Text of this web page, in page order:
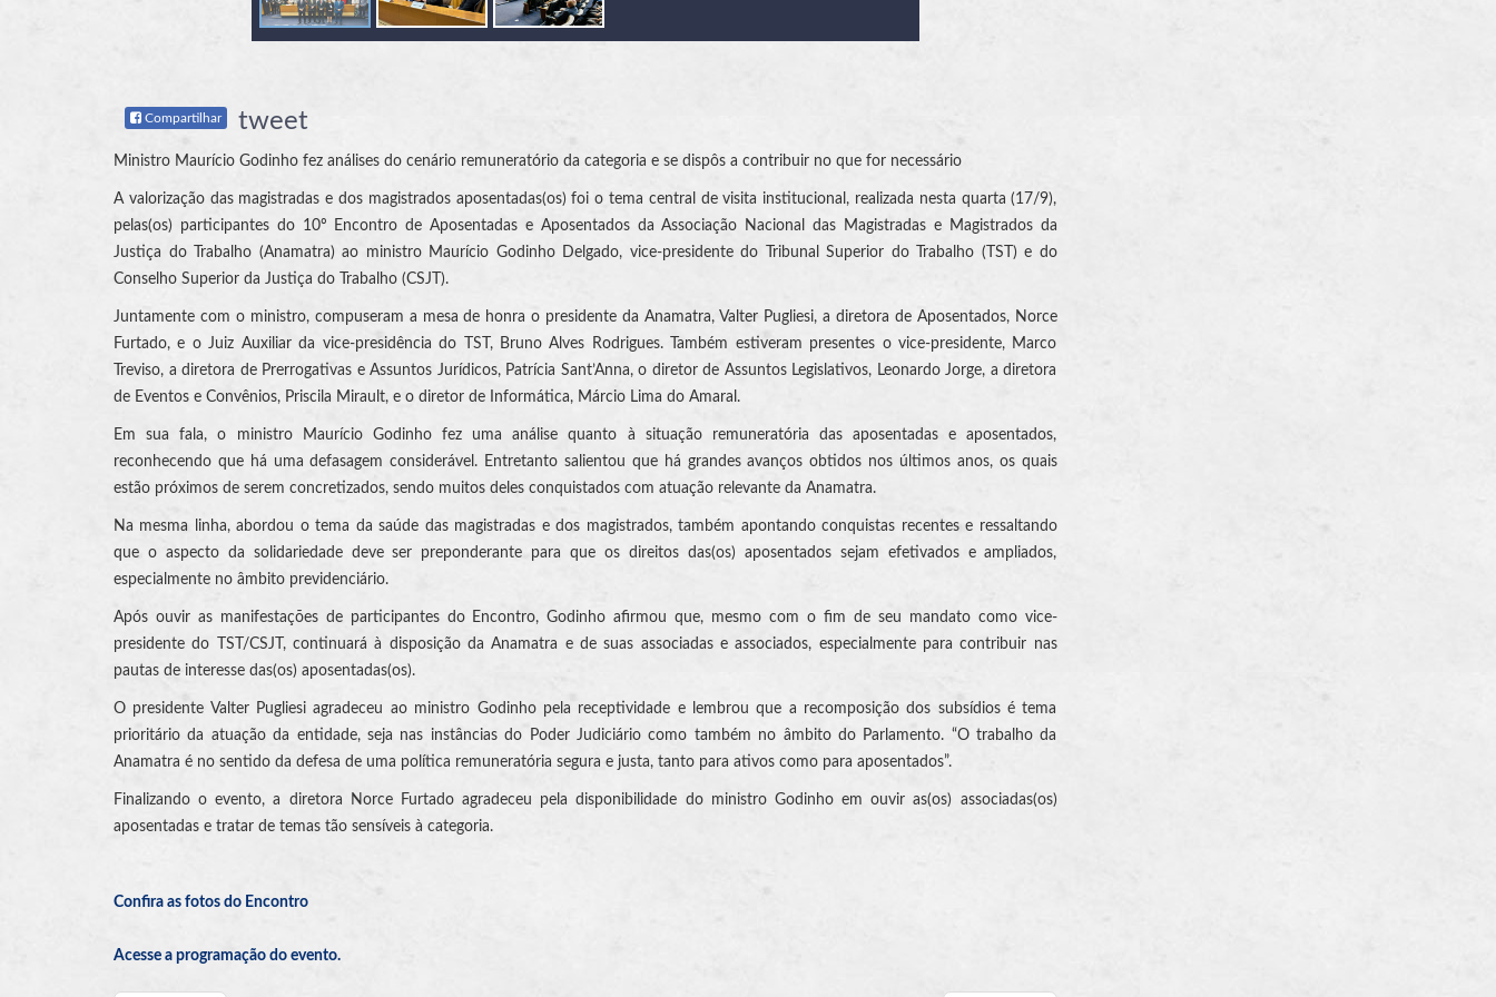
Compartilhar tweet
Ministro Maurício Godinho fez análises do cenário remuneratório da categoria e se dispôs a contribuir no que for necessário
A valorização das magistradas e dos magistrados aposentadas(os) foi o tema central de visita institucional, realizada nesta quarta (17/9),
pelas(os) participantes do 10º Encontro de Aposentadas e Aposentados da Associação Nacional das Magistradas e Magistrados da
Justiça do Trabalho (Anamatra) ao ministro Maurício Godinho Delgado, vice-presidente do Tribunal Superior do Trabalho (TST) e do
Conselho Superior da Justiça do Trabalho (CSJT).
Juntamente com o ministro, compuseram a mesa de honra o presidente da Anamatra, Valter Pugliesi, a diretora de Aposentados, Norce
Furtado, e o Juiz Auxiliar da vice-presidência do TST, Bruno Alves Rodrigues. Também estiveram presentes o vice-presidente, Marco
Treviso, a diretora de Prerrogativas e Assuntos Jurídicos, Patrícia Sant’Anna, o diretor de Assuntos Legislativos, Leonardo Jorge, a diretora
de Eventos e Convênios, Priscila Mirault, e o diretor de Informática, Márcio Lima do Amaral.
Em sua fala, o ministro Maurício Godinho fez uma análise quanto à situação remuneratória das aposentadas e aposentados,
reconhecendo que há uma defasagem considerável. Entretanto salientou que há grandes avanços obtidos nos últimos anos, os quais
estão próximos de serem concretizados, sendo muitos deles conquistados com atuação relevante da Anamatra.
Na mesma linha, abordou o tema da saúde das magistradas e dos magistrados, também apontando conquistas recentes e ressaltando
que o aspecto da solidariedade deve ser preponderante para que os direitos das(os) aposentados sejam efetivados e ampliados,
especialmente no âmbito previdenciário.
Após ouvir as manifestações de participantes do Encontro, Godinho afirmou que, mesmo com o fim de seu mandato como vice-
presidente do TST/CSJT, continuará à disposição da Anamatra e de suas associadas e associados, especialmente para contribuir nas
pautas de interesse das(os) aposentadas(os).
O presidente Valter Pugliesi agradeceu ao ministro Godinho pela receptividade e lembrou que a recomposição dos subsídios é tema
prioritário da atuação da entidade, seja nas instâncias do Poder Judiciário como também no âmbito do Parlamento. “O trabalho da
Anamatra é no sentido da defesa de uma política remuneratória segura e justa, tanto para ativos como para aposentados”.
Finalizando o evento, a diretora Norce Furtado agradeceu pela disponibilidade do ministro Godinho em ouvir as(os) associadas(os)
aposentadas e tratar de temas tão sensíveis à categoria.
Confira as fotos do Encontro
Acesse a programação do evento.